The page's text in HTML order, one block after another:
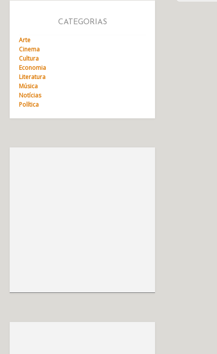
CATEGORIAS
Arte
Cinema
Cultura
Economia
Literatura
Música
Notícias
Política